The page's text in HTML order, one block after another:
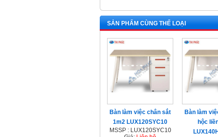
SẢN PHẨM CÙNG THỂ LOẠI
Bàn làm việc chân sắt
1m2 LUX120SYC10
MSSP : LUX120SYC10
Bàn làm
hộc